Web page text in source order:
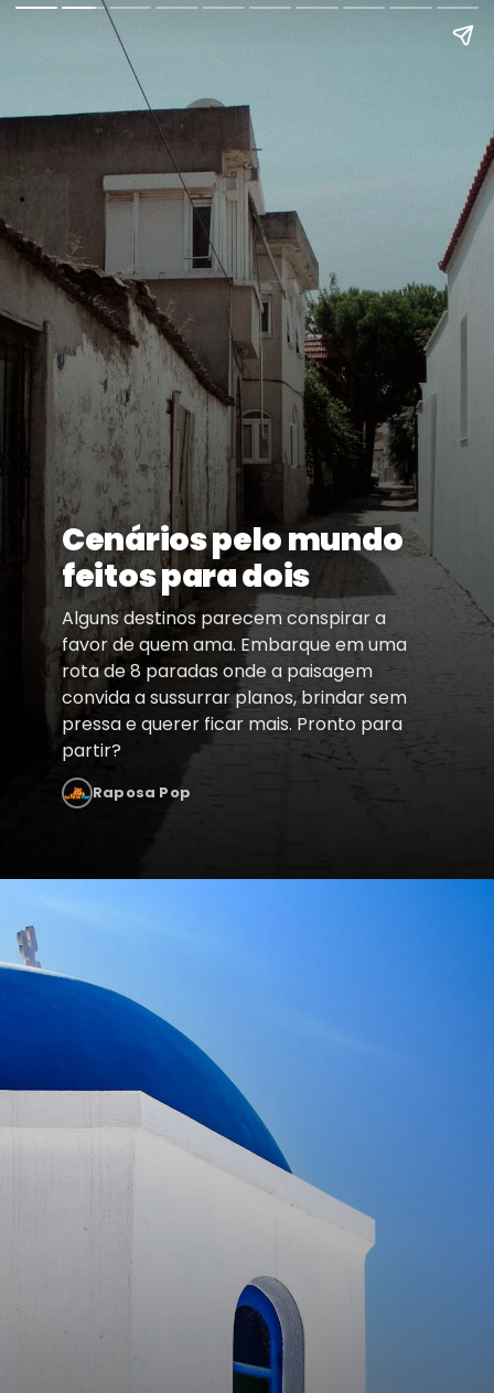
Cenários pelo mundo
feitos para dois
Alguns destinos parecem conspirar a
favor de quem ama. Embarque em uma
rota de 8 paradas onde a paisagem
convida a sussurrar planos, brindar sem
pressa e querer ficar mais. Pronto para
partir?
Raposa Pop